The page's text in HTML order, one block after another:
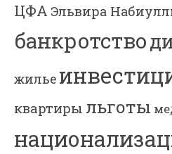
ЦФА Эльвира
банкротство
жилье
квартиры льготы